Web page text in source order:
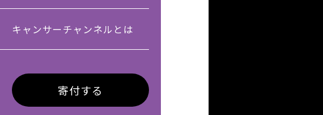
キャンサーチャンネルとは
寄付する